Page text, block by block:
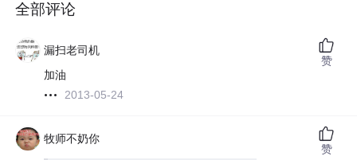
全部评论
漏扫老司机
加油
2013-05-24
赞
牧师不奶你
赞